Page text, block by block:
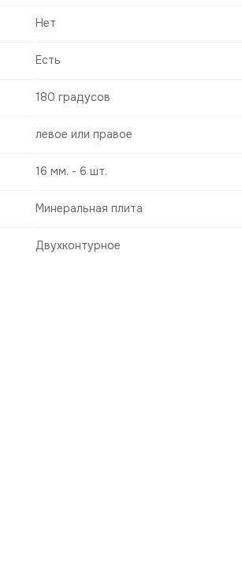
Нет
Есть
180 градусов
левое или правое
16 мм. - 6 шт.
Минеральная плита
Двухконтурное